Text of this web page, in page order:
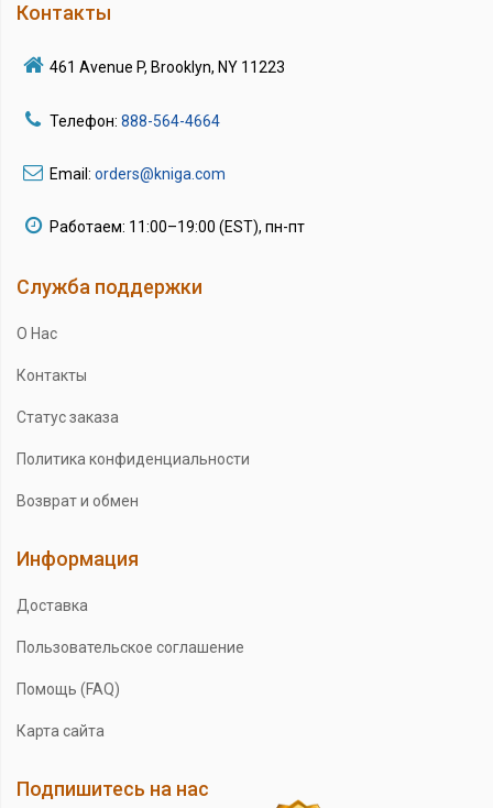
Контакты
461 Avenue P, Brooklyn, NY 11223
Телефон: 888-564-4664
Email: orders@kniga.com
Работаем: 11:00–19:00 (EST), пн-пт
Служба поддержки
О Нас
Контакты
Статус заказа
Политика конфиденциальности
Возврат и обмен
Информация
Доставка
Пользовательское соглашение
Помощь (FAQ)
Карта сайта
Подпишитесь на нас